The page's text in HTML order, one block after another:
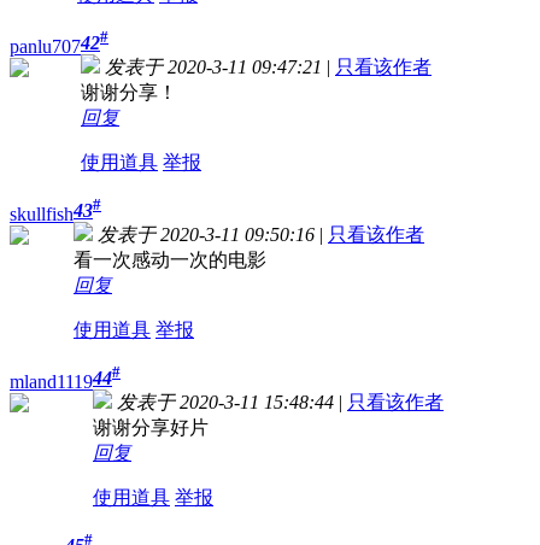
panlu70742#
发表于 2020-3-11 09:47:21 | 只看该作者
谢谢分享！
回复
使用道具 举报
skullfish43#
发表于 2020-3-11 09:50:16 | 只看该作者
看一次感动一次的电影
回复
使用道具 举报
mland111944#
发表于 2020-3-11 15:48:44 | 只看该作者
谢谢分享好片
回复
使用道具 举报
#